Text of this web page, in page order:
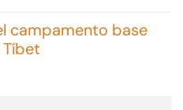
campamento base